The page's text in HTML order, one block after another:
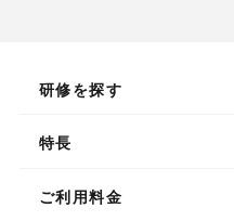
研修を探す
研修を探す
階層別研修プログラム
特長
特長
ご利用料金